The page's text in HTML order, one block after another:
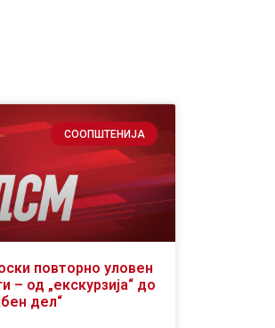
СООПШТЕНИЈА
повторно уловен
– од „екскурзија“ до
дел“